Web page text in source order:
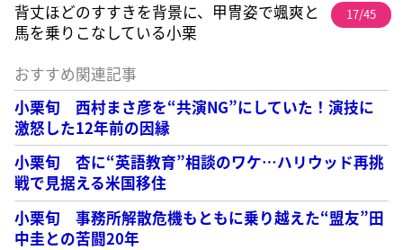
背丈ほどのすすきを背景に、甲冑姿で颯爽と
馬を乗りこなしている小栗
17/45
おすすめ関連記事
小栗旬 西村まさ彦を“共演NG”にしていた！演技に
激怒した12年前の因縁
小栗旬 杏に“英語教育”相談のワケ…ハリウッド再挑
戦で見据える米国移住
小栗旬 事務所解散危機もともに乗り越えた“盟友”田
中圭との苦闘20年